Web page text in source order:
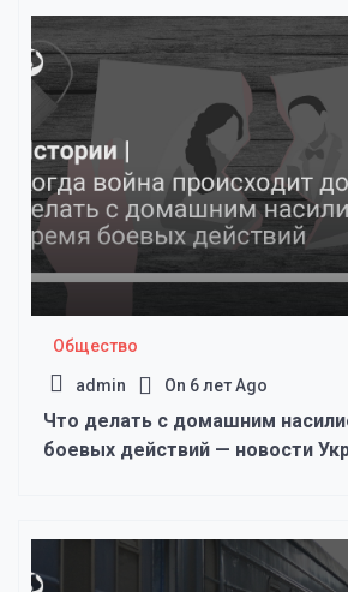
Общество
admin On 6 лет Ago
Что делать с домашним
боевых действий — новости